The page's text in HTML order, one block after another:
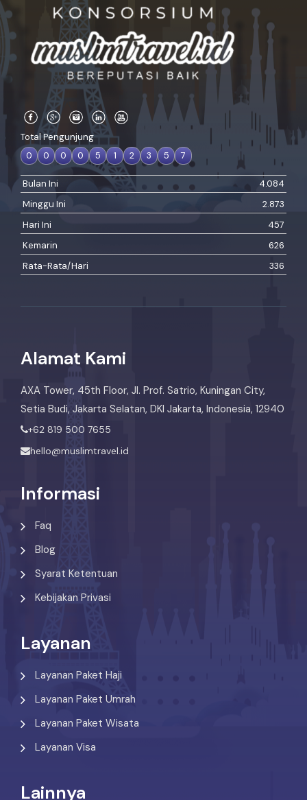
Total Pengunjung
0
0 0 0 5 1 2 3 5 7
Bulan Ini
4.084
Minggu Ini
2.873
Hari Ini
457
Kemarin
626
Rata-Rata/Hari
336
Alamat Kami
AXA Tower, 45th Floor, Jl. Prof. Satrio, Kuningan City,
Setia Budi, Jakarta Selatan, DKI Jakarta, Indonesia, 12940
+62 819 500 7655
hello@muslimtravel.id
Informasi
Faq
Blog
Syarat Ketentuan
Kebijakan Privasi
Layanan
Layanan Paket Haji
Layanan Paket Umrah
Layanan Paket Wisata
Layanan Visa
Lainnya